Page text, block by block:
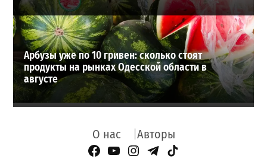
Арбузы уже по 10 гривен: сколько стоят
продукты на рынках Одесской области в
августе
О нас Авторы
Facebook Page
YouTube
Instagram
Telegram
TikTok